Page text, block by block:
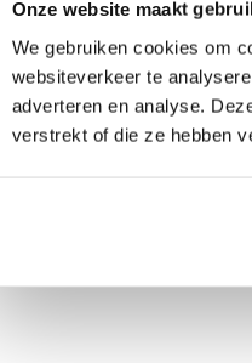
Onze website maakt
We gebruiken cookies om
websiteverkeer te
adverteren en analyse.
verstrekt of die ze hebben
on 0 reviews
over dit product..